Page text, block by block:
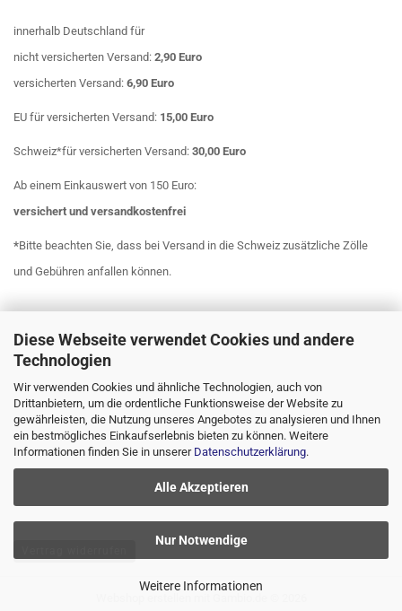
Diese Webseite verwendet Cookies und andere
Technologien
Wir verwenden Cookies und ähnliche Technologien, auch von
Drittanbietern, um die ordentliche Funktionsweise der Website zu
gewährleisten, die Nutzung unseres Angebotes zu analysieren und Ihnen
ein bestmögliches Einkaufserlebnis bieten zu können. Weitere
Informationen finden Sie in unserer Datenschutzerklärung.
Alle Akzeptieren
Nur Notwendige
Weitere Informationen
innerhalb Deutschland für
nicht versicherten Versand: 2,90 Euro
versicherten Versand: 6,90 Euro
EU für versicherten Versand: 15,00 Euro
Schweiz*für versicherten Versand: 30,00 Euro
Ab einem Einkauswert von 150 Euro:
versichert und versandkostenfrei
*Bitte beachten Sie, dass bei Versand in die Schweiz zusätzliche Zölle
und Gebühren anfallen können.